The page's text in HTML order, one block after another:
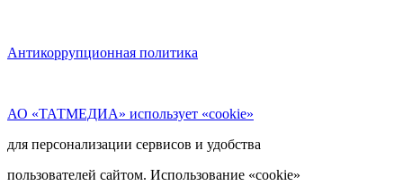
Антикоррупционная политика
АО «ТАТМЕДИА» использует «cookie»
для персонализации сервисов и удобства
пользователей сайтом. Использование «cookie»